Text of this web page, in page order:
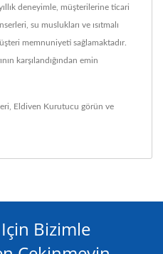
deneyimle, müşterilerine ticari
su muslukları ve ısıtmalı
memnuniyeti sağlamaktadır.
karşılandığından emin
Eldiven Kurutucu görün ve
Bizimle